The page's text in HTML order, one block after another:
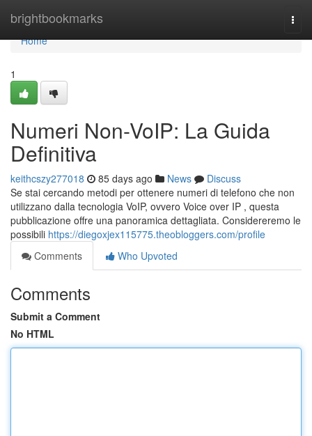
brightbookmarks
Home
Home
1
Numeri Non-VoIP: La Guida
Definitiva
keithcszy277018 85 days ago News
Discuss
Se stai cercando metodi per ottenere numeri di telefono che non
utilizzano dalla tecnologia VoIP, ovvero Voice over IP , questa
pubblicazione offre una panoramica dettagliata. Considereremo le
possibili https://diegoxjex115775.theobloggers.com/profile
Comments
Who Upvoted
Comments
Submit a Comment
No HTML